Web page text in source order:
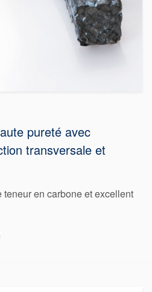
pureté avec
transversale et
en carbone et excellent